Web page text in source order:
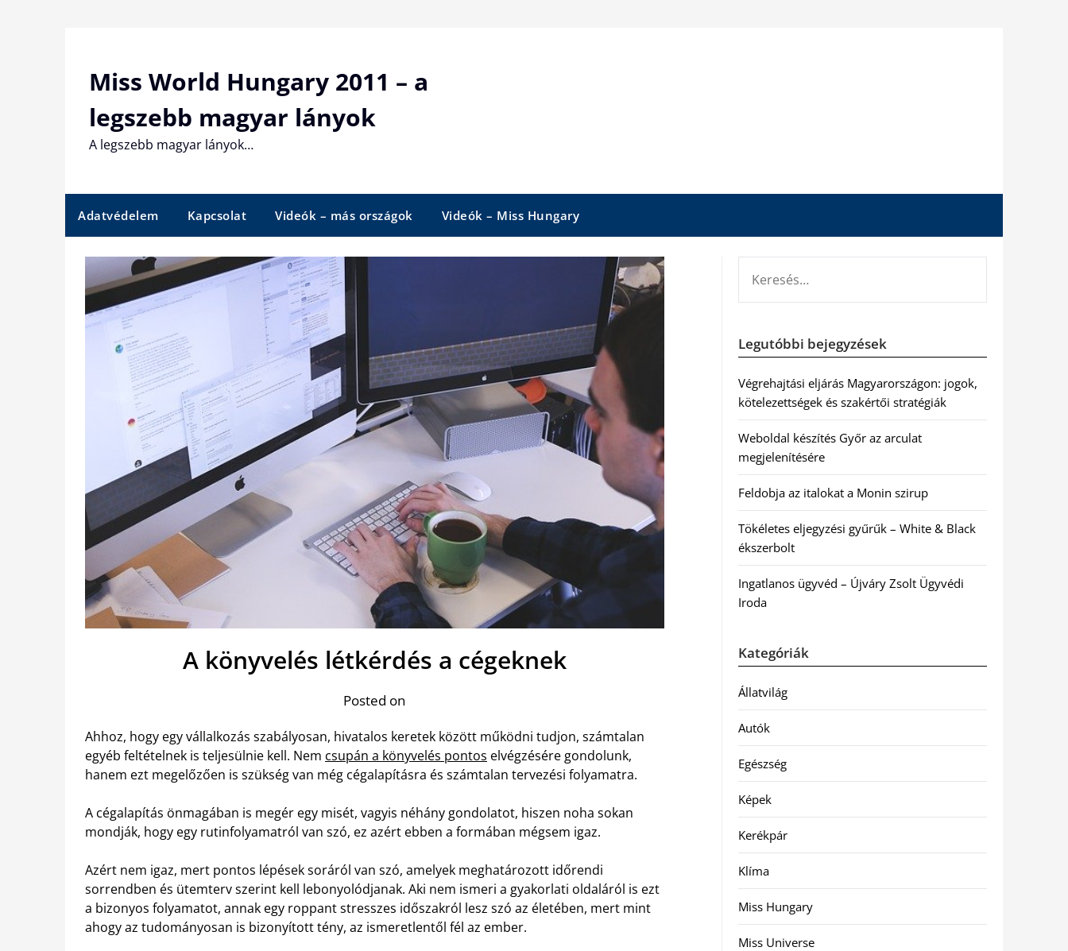
Miss World Hungary 2011 – a
legszebb magyar lányok
A legszebb magyar lányok…
Adatvédelem Kapcsolat Videók – más országok Videók – Miss Hungary
A könyvelés létkérdés a cégeknek
Posted on
Ahhoz, hogy egy vállalkozás szabályosan, hivatalos keretek között működni tudjon, számtalan
egyéb feltételnek is teljesülnie kell. Nem csupán a könyvelés pontos elvégzésére gondolunk,
hanem ezt megelőzően is szükség van még cégalapításra és számtalan tervezési folyamatra.
A cégalapítás önmagában is megér egy misét, vagyis néhány gondolatot, hiszen noha sokan
mondják, hogy egy rutinfolyamatról van szó, ez azért ebben a formában mégsem igaz.
Azért nem igaz, mert pontos lépések soráról van szó, amelyek meghatározott időrendi
sorrendben és ütemterv szerint kell lebonyolódjanak. Aki nem ismeri a gyakorlati oldaláról is ezt
a bizonyos folyamatot, annak egy roppant stresszes időszakról lesz szó az életében, mert mint
ahogy az tudományosan is bizonyított tény, az ismeretlentől fél az ember.
Legutóbbi bejegyzések
Végrehajtási eljárás Magyarországon: jogok,
kötelezettségek és szakértői stratégiák
Weboldal készítés Győr az arculat
megjelenítésére
Feldobja az italokat a Monin szirup
Tökéletes eljegyzési gyűrűk – White & Black
ékszerbolt
Ingatlanos ügyvéd – Újváry Zsolt Ügyvédi
Iroda
Kategóriák
Állatvilág
Autók
Egészség
Képek
Kerékpár
Klíma
Miss Hungary
Miss Universe